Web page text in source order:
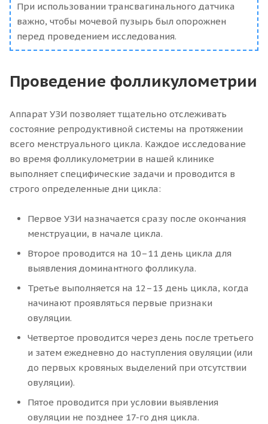
При использовании трансвагинального датчика
важно, чтобы мочевой пузырь был опорожнен
перед проведением исследования.
Проведение фолликулометрии
Аппарат УЗИ позволяет тщательно отслеживать
состояние репродуктивной системы на протяжении
всего менструального цикла. Каждое исследование
во время фолликулометрии в нашей клинике
выполняет специфические задачи и проводится в
строго определенные дни цикла:
Первое УЗИ назначается сразу после окончания
менструации, в начале цикла.
Второе проводится на 10–11 день цикла для
выявления доминантного фолликула.
Третье выполняется на 12–13 день цикла, когда
начинают проявляться первые признаки
овуляции.
Четвертое проводится через день после третьего
и затем ежедневно до наступления овуляции (или
до первых кровяных выделений при отсутствии
овуляции).
Пятое проводится при условии выявления
овуляции не позднее 17-го дня цикла.